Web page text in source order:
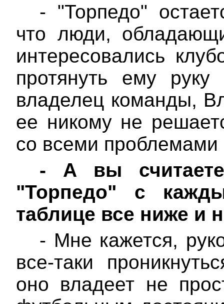
- "Торпедо"
что люди,
интересовались
протянуть ему
владелец команды,
ее никому не
со всеми
-
А вы
"Торпедо" с
таблице все ниже и
- Мне кажется,
все-таки
оно владеет не